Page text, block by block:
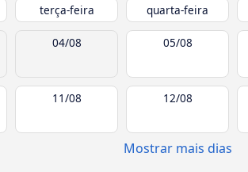
terça-feira quarta-feira
04/08 05/08
11/08 12/08
Mostrar mais dias